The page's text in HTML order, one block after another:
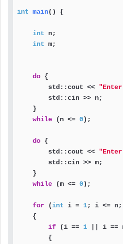
int main() {
int n;
int m;
do {
        std::cout <<
        std::cin >> n;
    }
while (n <= 0);
do {
        std::cout <<
        std::cin >> m;
    }
while (m <= 0);
for (int i = 1; i <= n;
    {
if (i == 1 || i ==
        {